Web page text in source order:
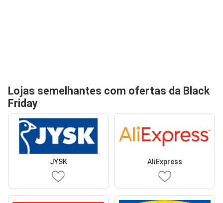
Lojas semelhantes com ofertas da Black
Friday
JYSK AliExpress